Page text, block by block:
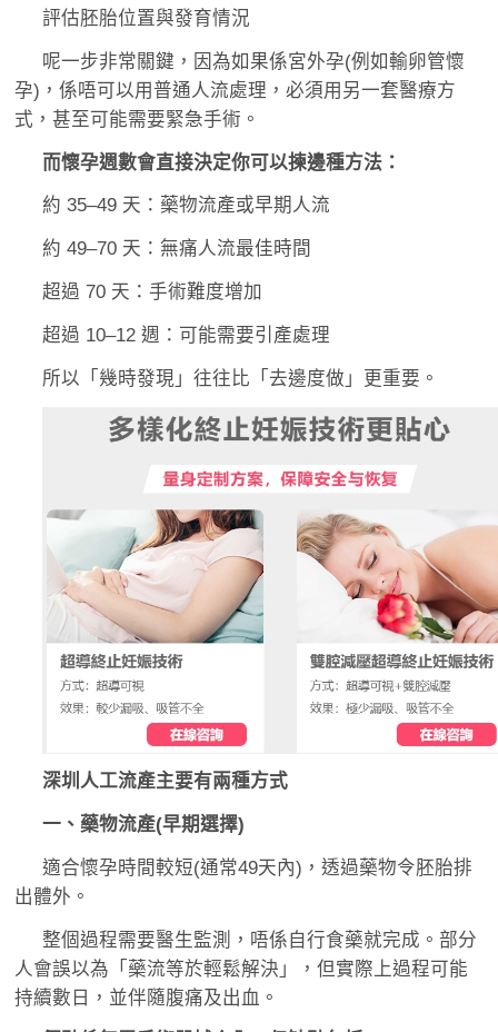
評估胚胎位置與發育情況
呢一步非常關鍵，因為如果係宮外孕(例如輸卵管懷
孕)，係唔可以用普通人流處理，必須用另一套醫療方
式，甚至可能需要緊急手術。
而懷孕週數會直接決定你可以揀邊種方法：
約 35–49 天：藥物流產或早期人流
約 49–70 天：無痛人流最佳時間
超過 70 天：手術難度增加
超過 10–12 週：可能需要引產處理
所以「幾時發現」往往比「去邊度做」更重要。
深圳人工流產主要有兩種方式
一、藥物流產(早期選擇)
適合懷孕時間較短(通常49天內)，透過藥物令胚胎排
出體外。
整個過程需要醫生監測，唔係自行食藥就完成。部分
人會誤以為「藥流等於輕鬆解決」，但實際上過程可能
持續數日，並伴隨腹痛及出血。